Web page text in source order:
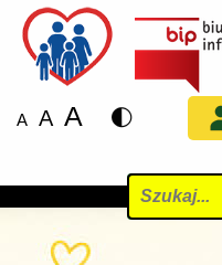
A A A